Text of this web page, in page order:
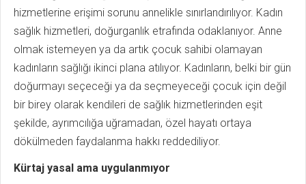
hizmetlerine erişimi sorunu annelikle sınırlandırılıyor. Kadın
sağlık hizmetleri, doğurganlık etrafında odaklanıyor. Anne
olmak istemeyen ya da artık çocuk sahibi olamayan
kadınların sağlığı ikinci plana atılıyor. Kadınların, belki bir gün
doğurmayı seçeceği ya da seçmeyeceği çocuk için değil
bir birey olarak kendileri de sağlık hizmetlerinden eşit
şekilde, ayrımcılığa uğramadan, özel hayatı ortaya
dökülmeden faydalanma hakkı reddediliyor.
Kürtaj yasal ama uygulanmıyor